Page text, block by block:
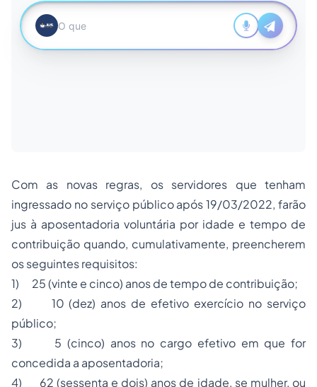
Com as novas regras, os servidores que tenham
ingressado no serviço público após 19/03/2022, farão
jus à aposentadoria voluntária por idade e tempo de
contribuição quando, cumulativamente, preencherem
os seguintes requisitos:
1) 25 (vinte e cinco) anos de tempo de contribuição;
2) 10 (dez) anos de efetivo exercício no serviço
público;
3) 5 (cinco) anos no cargo efetivo em que for
concedida a aposentadoria;
4) 62 (sessenta e dois) anos de idade, se mulher, ou